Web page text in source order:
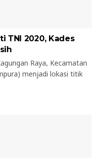
TNI 2020, Kades
Raya, Kecamatan
menjadi lokasi titik